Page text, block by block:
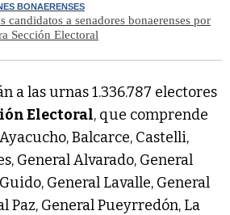
BONAERENSES
candidatos a senadores bonaerenses por
Sección Electoral
a las urnas 1.336.787 electores
Electoral, que comprende
Balcarce, Castelli,
General Alvarado, General
General Lavalle, General
Paz, General Pueyrredón, La